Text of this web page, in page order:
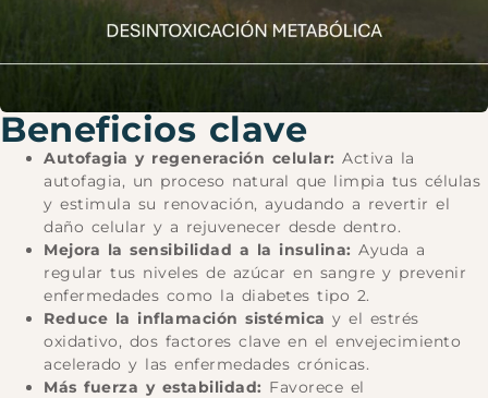
Beneficios clave
Autofagia y regeneración celular: Activa la
autofagia, un proceso natural que limpia tus células
y estimula su renovación, ayudando a revertir el
daño celular y a rejuvenecer desde dentro.
Mejora la sensibilidad a la insulina: Ayuda a
regular tus niveles de azúcar en sangre y prevenir
enfermedades como la diabetes tipo 2.
Reduce la inflamación sistémica y el estrés
oxidativo, dos factores clave en el envejecimiento
acelerado y las enfermedades crónicas.
Más fuerza y estabilidad: Favorece el